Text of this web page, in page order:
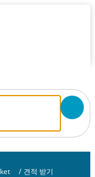
/ 견적 받기